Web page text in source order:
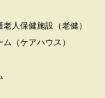
老人保健施設（老健）
（ケアハウス）